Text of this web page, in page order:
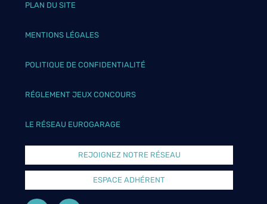
PLAN DU SITE
MENTIONS LÉGALES
POLITIQUE DE CONFIDENTIALITÉ
RÉGLEMENT JEUX CONCOURS
LE RÉSEAU EUROGARAGE
REJOIGNEZ NOTRE RÉSEAU
ESPACE ADHÉRENT